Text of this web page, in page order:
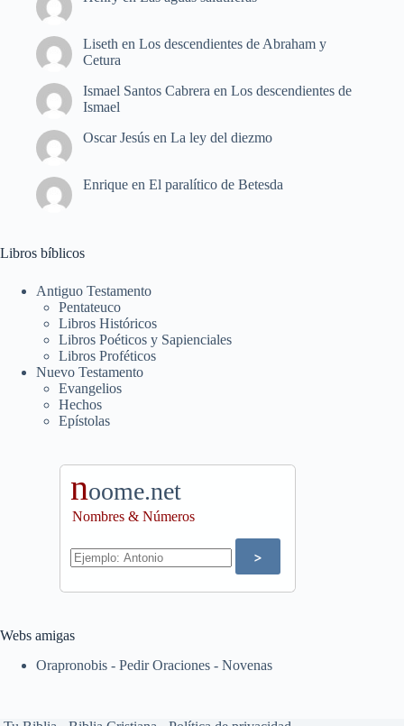
Liseth en Los descendientes de Abraham y
Cetura
Ismael Santos Cabrera en Los descendientes de
Ismael
Oscar Jesús en La ley del diezmo
Enrique en El paralítico de Betesda
Libros bíblicos
Antiguo Testamento
Pentateuco
Libros Históricos
Libros Poéticos y Sapienciales
Libros Proféticos
Nuevo Testamento
Evangelios
Hechos
Epístolas
noome.net
Nombres & Números
Webs amigas
Orapronobis - Pedir Oraciones - Novenas